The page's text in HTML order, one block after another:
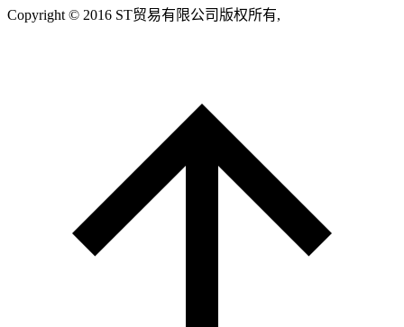
Copyright © 2016 ST贸易有限公司版权所有,